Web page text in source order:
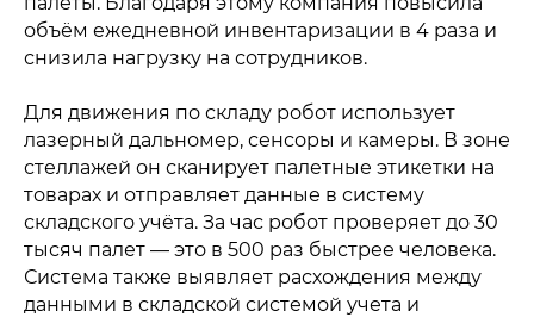
объём ежедневной инвентаризации в 4 раза и
снизила нагрузку на сотрудников.
Для движения по складу робот использует
лазерный дальномер, сенсоры и камеры. В зоне
стеллажей он сканирует палетные этикетки на
товарах и отправляет данные в систему
складского учёта. За час робот проверяет до 30
тысяч палет — это в 500 раз быстрее человека.
Система также выявляет расхождения между
данными в складской системой учета и